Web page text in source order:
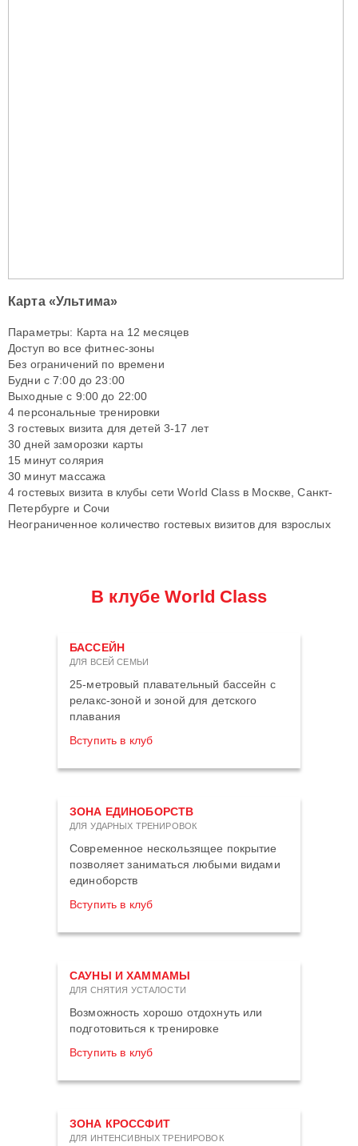
Карта «Ультима»
Параметры: Карта на 12 месяцев
Доступ во все фитнес-зоны
Без ограничений по времени
Будни с 7:00 до 23:00
Выходные с 9:00 до 22:00
4 персональные тренировки
3 гостевых визита для детей 3-17 лет
30 дней заморозки карты
15 минут солярия
30 минут массажа
4 гостевых визита в клубы сети World Class в Москве, Санкт-
Петербурге и Сочи
Неограниченное количество гостевых визитов для взрослых
В клубе World Class
БАССЕЙН
ДЛЯ ВСЕЙ СЕМЬИ
25-метровый плавательный бассейн с
релакс-зоной и зоной для детского
плавания
Вступить в клуб
ЗОНА ЕДИНОБОРСТВ
ДЛЯ УДАРНЫХ ТРЕНИРОВОК
Современное нескользящее покрытие
позволяет заниматься любыми видами
единоборств
Вступить в клуб
САУНЫ И ХАММАМЫ
ДЛЯ СНЯТИЯ УСТАЛОСТИ
Возможность хорошо отдохнуть или
подготовиться к тренировке
Вступить в клуб
ЗОНА КРОССФИТ
ДЛЯ ИНТЕНСИВНЫХ ТРЕНИРОВОК